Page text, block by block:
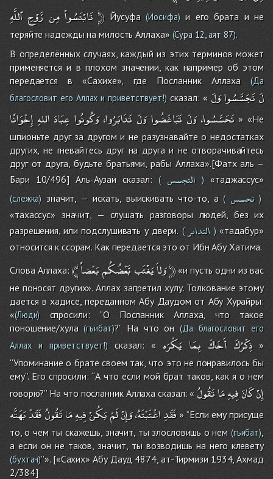
تَايْئَسُواْ مِن رَّوْحِ ٱللَّهِ ﴿Йусуфа(Иосифа)и его брата и не
теряйте надежды на милость Аллаха»(Сура 12, аят 87).
В определённых случаях, каждый из этих терминов может
применяется и в плохом значении, как например об этом
передается в «Сахихе», где Посланник Аллаха (Да
благословит его Аллах и приветствует!) сказал: « لَتَجَسَّسُواوَلَ
تَحَسَّسُوا،وَلَ تَبَاغَضُواوَلَ تَدَابَرُوا،وَكُونُوا عِبَادَاللهِ إِخْوَانًا
» «Не
шпионьте друг за другом и не разузнавайте о недостатках
других, не гневайтесь друг на друга и не отворачивайтесь
друг от друга, будьте братьями, рабы Аллаха».[Фатх аль –
Бари 10/496] Аль-Аузаи сказал:( التجسس ) «таджассус»
(слежка) значит, — искать, выискивать что-то, а( تحسس)
«тахассус» значит, — слушать разговоры людей, без их
разрешения, или подслушивать у двери. ( التدابر )«тадабур»
относится к ссорам. Как передается это от Ибн Абу Хатима.
Слова Аллаха:﴾ وَلاَيَغْتَببَّعْضُكُمبَعْضاً ﴿«и пусть одни из вас
не поносят других». Аллах запретил хулу. Толкование этому
дается в хадисе, переданном Абу Даудом от Абу Хурайры:
«(Люди) спросили: ‘‘О Посланник Аллаха, что такое
поношение/хула(гъибат)?’’ На что он (Да благословит его
Аллах и приветствует!) сказал: « ذِكْرُكَ أَخَاكَ بِمَا يَكْرَه
»
‘‘Упоминание о брате своем так, что это не понравилось бы
ему’’. Его спросили: ‘‘А что если мой брат таков, как я о нем
говорю?’’ На что посланник Аллаха сказал: «
إِنْكَانَفِيهِمَاتَقُولُ
فَقَدِاغْتَبْتَهُ،وَإِنْلَمْيَكُنْفِيهِمَاتَقُولُفَقَدْبَهَتَّه
» ‘‘Если ему присуще
то, о чем ты скажешь, значит, ты злословишь о нем (гъибат)
а если он не таков, значит, ты возводишь на него клевету
(бухтан)’’». [«Сахих» Абу Дауд 4874, ат-Тирмизи 1934, Ахмад
2/384]